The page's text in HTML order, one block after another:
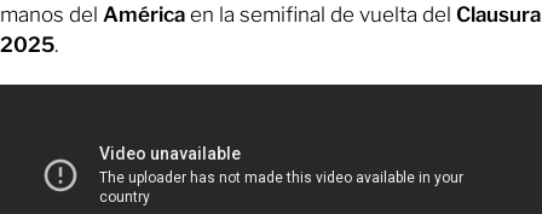
manos del América en la semifinal de vuelta del Clausura
2025.